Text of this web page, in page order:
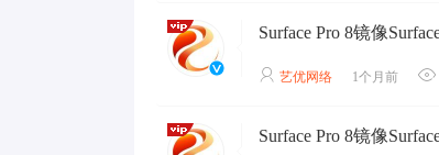
艺优网络 1个月前